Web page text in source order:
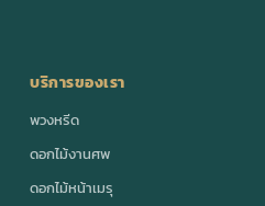
บริการของเรา
พวงหรีด
ดอกไม้งานศพ
ดอกไม้หน้าเมรุ